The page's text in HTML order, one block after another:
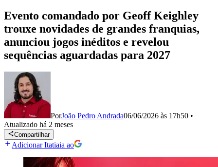
Evento comandado por Geoff Keighley
trouxe novidades de grandes franquias,
anunciou jogos inéditos e revelou
sequências aguardadas para 2027
PorJoão Pedro Andrada06/06/2026 às 17h50 •
Atualizado há 2 meses
Compartilhar
Adicionar Itatiaia ao